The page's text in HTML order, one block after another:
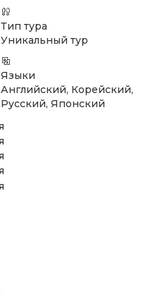
Тип тура
Уникальный тур
Языки
Английский, Корейский,
Русский, Японский